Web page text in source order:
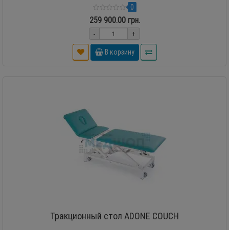
0
259 900.00 грн.
- +
В корзину
Тракционный стол ADONE COUCH